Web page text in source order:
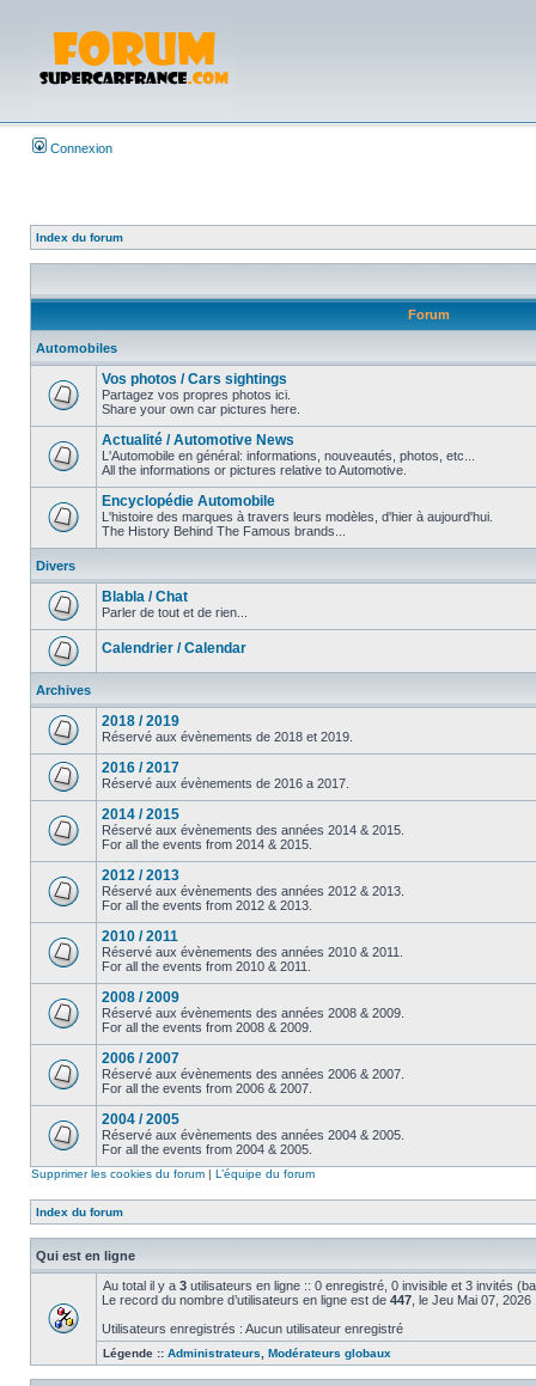
Connexion
Index du forum
Forum
Automobiles
Vos photos / Cars sightings
Partagez vos propres photos ici.
Share your own car pictures here.
Actualité / Automotive News
L'Automobile en général: informations, nouveautés, photos, etc...
All the informations or pictures relative to Automotive.
Encyclopédie Automobile
L'histoire des marques à travers leurs modèles, d'hier à aujourd'hui.
The History Behind The Famous brands...
Divers
Blabla / Chat
Parler de tout et de rien...
Calendrier / Calendar
Archives
2018 / 2019
Réservé aux évènements de 2018 et 2019.
2016 / 2017
Réservé aux évènements de 2016 a 2017.
2014 / 2015
Réservé aux évènements des années 2014 & 2015.
For all the events from 2014 & 2015.
2012 / 2013
Réservé aux évènements des années 2012 & 2013.
For all the events from 2012 & 2013.
2010 / 2011
Réservé aux évènements des années 2010 & 2011.
For all the events from 2010 & 2011.
2008 / 2009
Réservé aux évènements des années 2008 & 2009.
For all the events from 2008 & 2009.
2006 / 2007
Réservé aux évènements des années 2006 & 2007.
For all the events from 2006 & 2007.
2004 / 2005
Réservé aux évènements des années 2004 & 2005.
For all the events from 2004 & 2005.
Supprimer les cookies du forum | L’équipe du forum
Index du forum
Qui est en ligne
Au total il y a 3 utilisateurs en ligne :: 0 enregistré, 0 invisible et 3 invités
Le record du nombre d’utilisateurs en ligne est de 447 , le Jeu Mai 07, 2026
Utilisateurs enregistrés : Aucun utilisateur enregistré
Légende :: Administrateurs Modérateurs globaux